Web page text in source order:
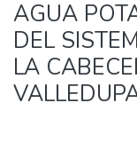
AGUA
DEL
LA